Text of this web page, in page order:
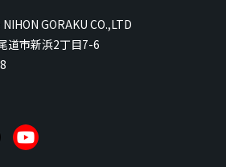
GORAKU CO.,LTD
道市新浜2丁目7-6